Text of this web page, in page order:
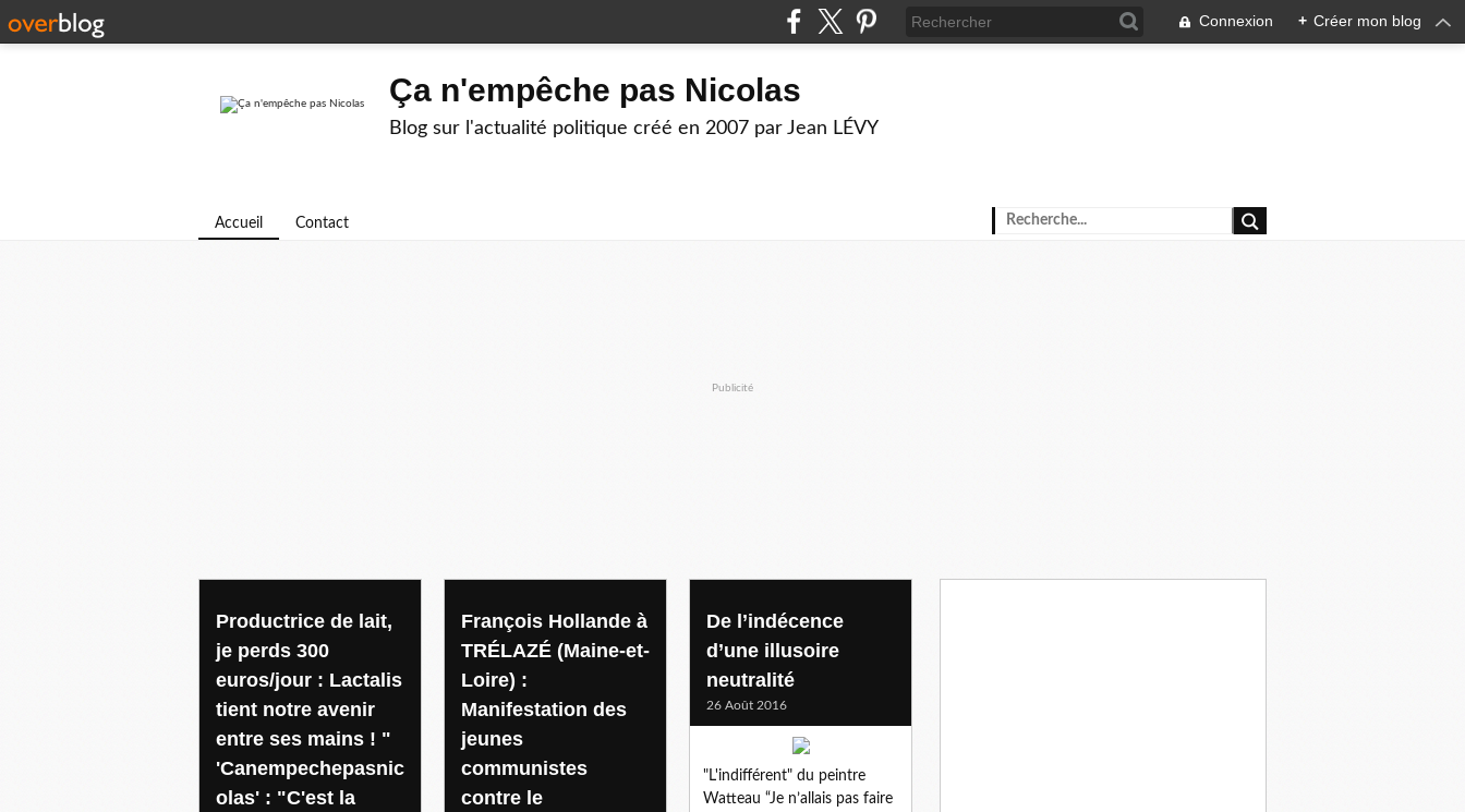
Connexion + Créer mon blog
Ça n'empêche pas Nicolas
Blog sur l'actualité politique créé en 2007 par Jean LÉVY
Accueil Contact
Publicité
Productrice de lait,
je perds 300
euros/jour : Lactalis
tient notre avenir
entre ses mains ! "
'Canempechepasnic
olas' : "C'est la
François Hollande à
TRÉLAZÉ (Maine-et-
Loire) :
Manifestation des
jeunes
communistes
contre le
De l’indécence
d’une illusoire
neutralité
26 Août 2016
"L'indifférent" du peintre
Watteau “Je n’allais pas faire